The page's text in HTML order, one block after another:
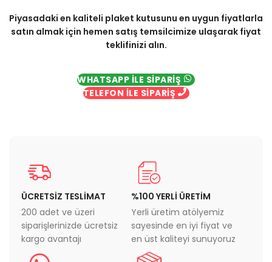
Piyasadaki en kaliteli plaket kutusunu en uygun fiyatlarla
satın almak için hemen satış temsilcimize ulaşarak fiyat
teklifinizi alın.
WHATSAPP İLE SİPARİŞ
TELEFON İLE SİPARİŞ
ÜCRETSİZ TESLİMAT
200 adet ve üzeri
siparişlerinizde ücretsiz
kargo avantajı
%100 YERLİ ÜRETİM
Yerli üretim atölyemiz
sayesinde en iyi fiyat ve
en üst kaliteyi sunuyoruz